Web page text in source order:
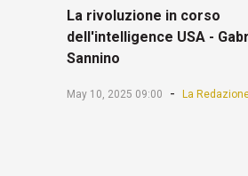
La rivoluzione in corso
dell'intelligence USA -
Sannino
May 10, 2025 09:00 - La